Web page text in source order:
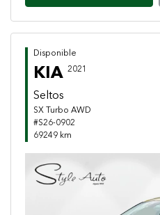
Disponible
KIA 2021
Seltos
SX Turbo AWD
#S26-0902
69249 km